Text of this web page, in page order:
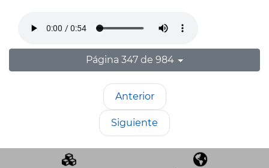
Página 347 de 984
Anterior
Siguiente